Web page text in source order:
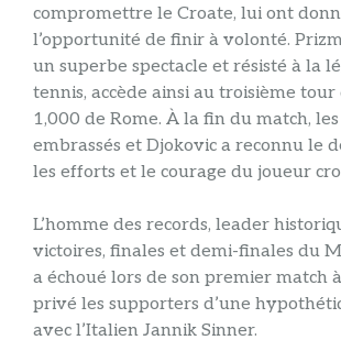
compromettre le Croate, lui ont
l’opportunité de finir à volonté.
un superbe spectacle et résisté à la
tennis, accède ainsi au troisième
1,000 de Rome. À la fin du match,
embrassés et Djokovic a reconnu le
les efforts et le courage du joueur
L’homme des records, leader
victoires, finales et demi-finales du
a échoué lors de son premier match
privé les supporters d’une
avec l’Italien Jannik Sinner.